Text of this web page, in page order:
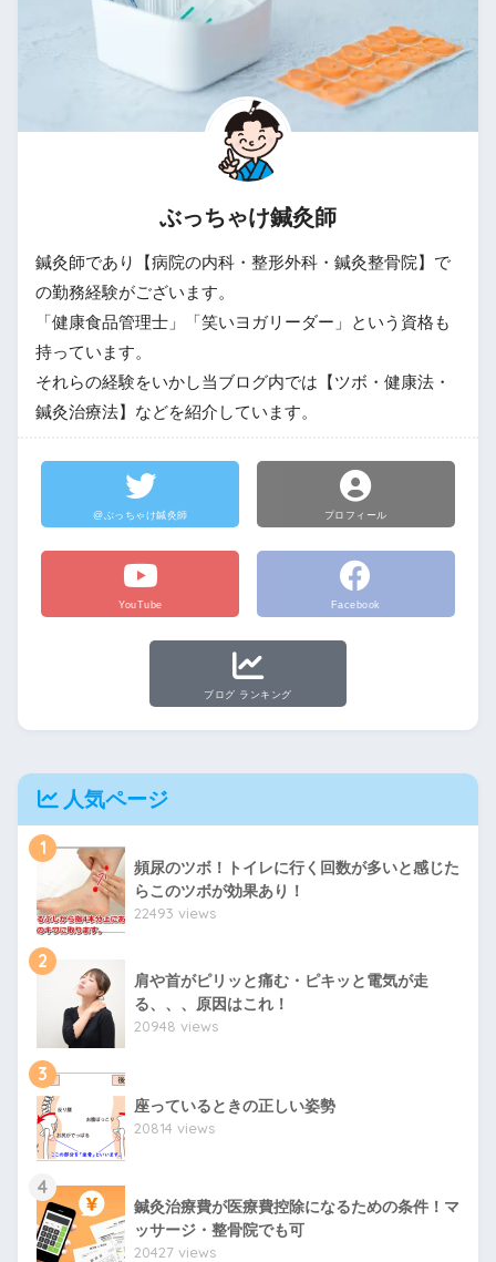
ぶっちゃけ鍼灸師
鍼灸師であり【病院の内科・整形外科・鍼灸整骨院】で
の勤務経験がございます。
「健康食品管理士」「笑いヨガリーダー」という資格も
持っています。
それらの経験をいかし当ブログ内では【ツボ・健康法・
鍼灸治療法】などを紹介しています。
@ぶっちゃけ鍼灸師 プロフィール
YouTube Facebook
ブログ ランキング
人気ページ
1
頻尿のツボ！トイレに行く回数が多いと感じた
らこのツボが効果あり！
22493 views
2
肩や首がピリッと痛む・ピキッと電気が走
る、、、原因はこれ！
20948 views
3
座っているときの正しい姿勢
20814 views
4
鍼灸治療費が医療費控除になるための条件！マ
ッサージ・整骨院でも可
20427 views